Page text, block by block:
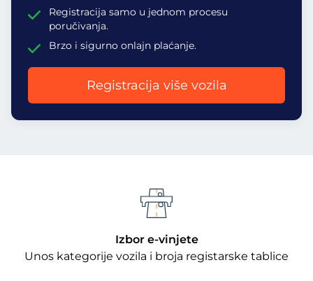
Registracija samo u jednom procesu
poručivanja.
Brzo i sigurno onlajn plaćanje.
Registracija više vozila
Izbor e-vinjete
Unos kategorije vozila i broja registarske tablice